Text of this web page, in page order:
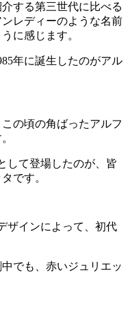
する第三世代に比べる
レディーのような名前
に感じます。
年に誕生したのがアル
の頃の角ばったアルフ
して登場したのが、皆
です。
ザインによって、初代
でも、赤いジュリエッ